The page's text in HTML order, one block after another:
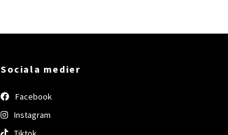
Sociala medier
Facebook
Instagram